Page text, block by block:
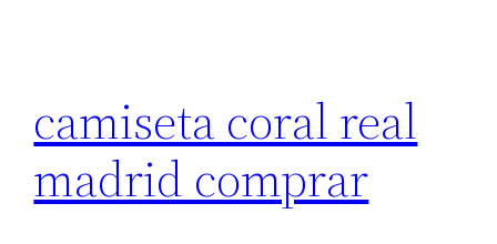
camiseta coral real
madrid comprar